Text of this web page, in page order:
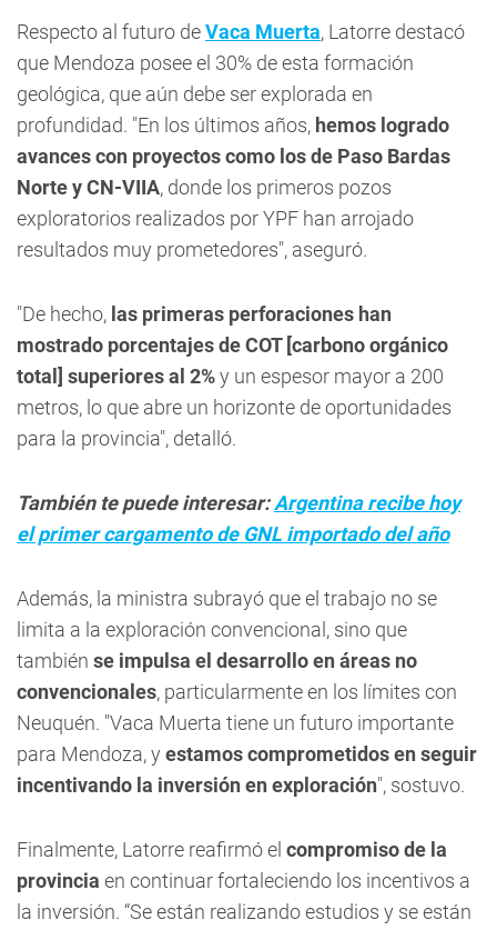
Respecto al futuro deVaca Muerta, Latorre destacó
que Mendoza posee el 30% de esta formación
geológica, que aún debe ser explorada en
profundidad. "En los últimos años, hemos logrado
avances con proyectos como los de Paso Bardas
Norte y CN-VIIA, donde los primeros pozos
exploratorios realizados por YPF han arrojado
resultados muy prometedores", aseguró.
"De hecho, las primeras perforaciones han
mostrado porcentajes de COT [carbono orgánico
total] superiores al 2%y un espesor mayor a 200
metros, lo que abre un horizonte de oportunidades
para la provincia", detalló.
También te puede interesar:Argentina recibe hoy
el primer cargamento de GNL importado del año
Además, la ministra subrayó que el trabajo no se
limita a la exploración convencional, sino que
también se impulsa el desarrollo en áreas no
convencionales, particularmente en los límites con
Neuquén. "Vaca Muerta tiene un futuro importante
para Mendoza, y estamos comprometidos en seguir
incentivando la inversión en exploración", sostuvo.
Finalmente, Latorre reafirmó el compromiso de la
provincia en continuar fortaleciendo los incentivos a
la inversión. “Se están realizando estudios y se están